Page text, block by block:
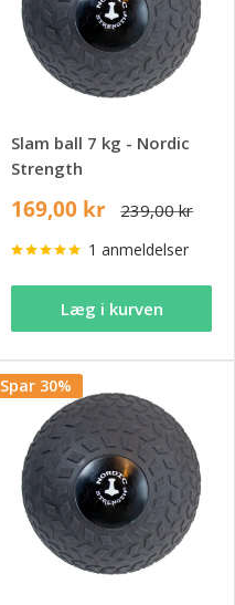
Slam ball 7 kg - Nordic
Strength
169,00 kr 239,00 kr
1 anmeldelser
Læg i kurven
Spar 30%